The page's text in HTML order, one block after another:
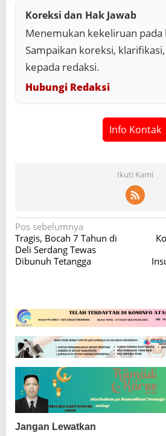
Koreksi dan Hak Jawab
Menemukan kekeliruan pada
Sampaikan koreksi,
kepada redaksi.
Hubungi Redaksi
Info Kontak
Ikuti Kami
N
a
v
a
s
i
p
o
s
Pos sebelumnya
Tragis, Bocah 7 Tahun di
Deli Serdang Tewas
Dibunuh Tetangga
Jangan Lewatkan